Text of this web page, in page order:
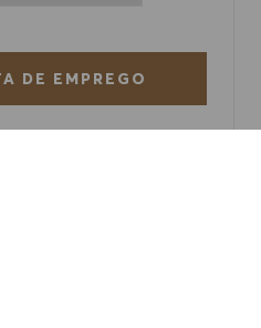
DE EMPREGO